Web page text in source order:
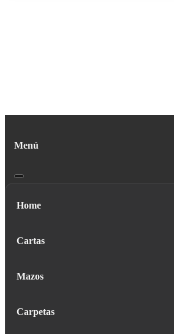
Menú
Home
Cartas
Mazos
Carpetas